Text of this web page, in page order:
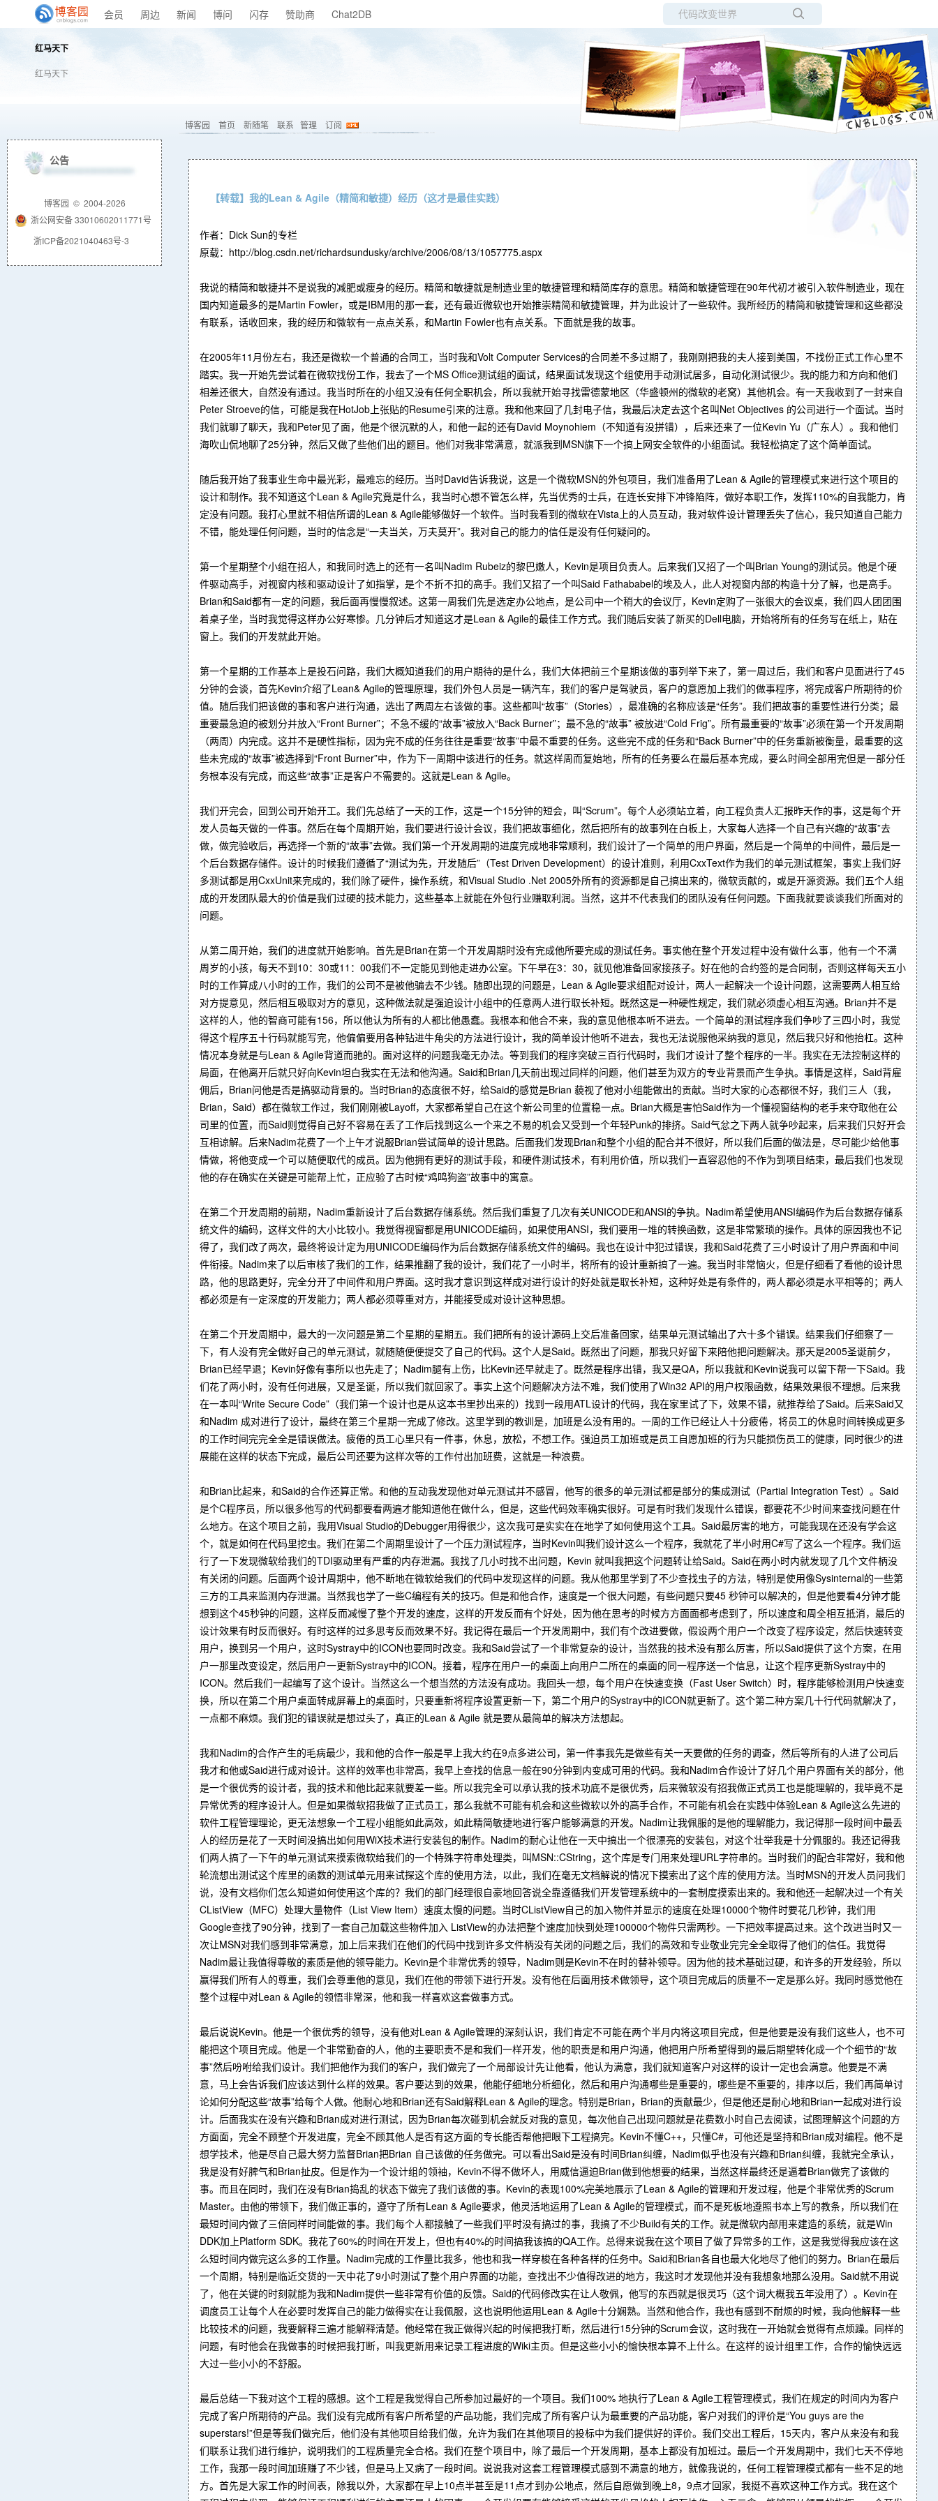
会员 周边 新闻 博问 闪存 赞助商 Chat2DB
当前博客
红马天下
红马天下
博客园 首页 新随笔 联系 管理 订阅
【转载】我的Lean & Agile（精简和敏捷）经历（这才是最佳实践）
作者：Dick Sun的专栏
原载：http://blog.csdn.net/richardsundusky/archive/2006/08/13/1057775.aspx
我说的精简和敏捷并不是说我的减肥或瘦身的经历。精简和敏捷就是制造业里的敏捷管理和精简库存的意思。精简和敏捷管理在90年代初才被引入软件制造业，现在
国内知道最多的是Martin Fowler，或是IBM用的那一套，还有最近微软也开始推崇精简和敏捷管理，并为此设计了一些软件。我所经历的精简和敏捷管理和这些都没
有联系，话收回来，我的经历和微软有一点点关系，和Martin Fowler也有点关系。下面就是我的故事。
在2005年11月份左右，我还是微软一个普通的合同工，当时我和Volt Computer Services的合同差不多过期了，我刚刚把我的夫人接到美国，不找份正式工作心里不
踏实。我一开始先尝试着在微软找份工作，我去了一个MS Office测试组的面试，结果面试发现这个组使用手动测试居多，自动化测试很少。我的能力和方向和他们
相差还很大，自然没有通过。我当时所在的小组又没有任何全职机会，所以我就开始寻找雷德蒙地区（华盛顿州的微软的老窝）其他机会。有一天我收到了一封来自
Peter Stroeve的信，可能是我在HotJob上张贴的Resume引来的注意。我和他来回了几封电子信，我最后决定去这个名叫Net Objectives 的公司进行一个面试。当时
我们就聊了聊天，我和Peter见了面，他是个很沉默的人，和他一起的还有David Moynohiem（不知道有没拼错），后来还来了一位Kevin Yu（广东人）。我和他们
海吹山侃地聊了25分钟，然后又做了些他们出的题目。他们对我非常满意，就派我到MSN旗下一个搞上网安全软件的小组面试。我轻松搞定了这个简单面试。
随后我开始了我事业生命中最光彩，最难忘的经历。当时David告诉我说，这是一个微软MSN的外包项目，我们准备用了Lean & Agile的管理模式来进行这个项目的
设计和制作。我不知道这个Lean & Agile究竟是什么，我当时心想不管怎么样，先当优秀的士兵，在连长安排下冲锋陷阵，做好本职工作，发挥110%的自我能力，肯
定没有问题。我打心里就不相信所谓的Lean & Agile能够做好一个软件。当时我看到的微软在Vista上的人员互动，我对软件设计管理丢失了信心，我只知道自己能力
不错，能处理任何问题，当时的信念是“一夫当关，万夫莫开”。我对自己的能力的信任是没有任何疑问的。
第一个星期整个小组在招人，和我同时选上的还有一名叫Nadim Rubeiz的黎巴嫩人，Kevin是项目负责人。后来我们又招了一个叫Brian Young的测试员。他是个硬
件驱动高手，对视窗内核和驱动设计了如指掌，是个不折不扣的高手。我们又招了一个叫Said Fathababel的埃及人，此人对视窗内部的构造十分了解，也是高手。
Brian和Said都有一定的问题，我后面再慢慢叙述。这第一周我们先是选定办公地点，是公司中一个稍大的会议厅，Kevin定购了一张很大的会议桌，我们四人团团围
着桌子坐，当时我觉得这样办公好寒惨。几分钟后才知道这才是Lean & Agile的最佳工作方式。我们随后安装了新买的Dell电脑，开始将所有的任务写在纸上，贴在
窗上。我们的开发就此开始。
第一个星期的工作基本上是投石问路，我们大概知道我们的用户期待的是什么，我们大体把前三个星期该做的事列举下来了，第一周过后，我们和客户见面进行了45
分钟的会谈，首先Kevin介绍了Lean& Agile的管理原理，我们外包人员是一辆汽车，我们的客户是驾驶员，客户的意愿加上我们的做事程序，将完成客户所期待的价
值。随后我们把该做的事和客户进行沟通，选出了两周左右该做的事。这些都叫“故事”（Stories），最准确的名称应该是“任务”。我们把故事的重要性进行分类；最
重要最急迫的被划分并放入“Front Burner”；不急不缓的“故事”被放入“Back Burner”；最不急的“故事” 被放进“Cold Frig”。所有最重要的“故事”必须在第一个开发周期
（两周）内完成。这并不是硬性指标，因为完不成的任务往往是重要“故事”中最不重要的任务。这些完不成的任务和“Back Burner”中的任务重新被衡量，最重要的这
些未完成的“故事”被选择到“Front Burner”中，作为下一周期中该进行的任务。就这样周而复始地，所有的任务要么在最后基本完成，要么时间全部用完但是一部分任
务根本没有完成，而这些“故事”正是客户不需要的。这就是Lean & Agile。
我们开完会，回到公司开始开工。我们先总结了一天的工作，这是一个15分钟的短会，叫“Scrum”。每个人必须站立着，向工程负责人汇报昨天作的事，这是每个开
发人员每天做的一件事。然后在每个周期开始，我们要进行设计会议，我们把故事细化，然后把所有的故事列在白板上，大家每人选择一个自己有兴趣的“故事”去
做，做完验收后，再选择一个新的“故事”去做。我们第一个开发周期的进度完成地非常顺利，我们设计了一个简单的用户界面，然后是一个简单的中间件，最后是一
个后台数据存储件。设计的时候我们遵循了“测试为先，开发随后”（Test Driven Development）的设计准则，利用CxxText作为我们的单元测试框架，事实上我们好
多测试都是用CxxUnit来完成的，我们除了硬件，操作系统，和Visual Studio .Net 2005外所有的资源都是自己搞出来的，微软贡献的，或是开源资源。我们五个人组
成的开发团队最大的价值是我们过硬的技术能力，这些基本上就能在外包行业赚取利润。当然，这并不代表我们的团队没有任何问题。下面我就要谈谈我们所面对的
问题。
从第二周开始，我们的进度就开始影响。首先是Brian在第一个开发周期时没有完成他所要完成的测试任务。事实他在整个开发过程中没有做什么事，他有一个不满
周岁的小孩，每天不到10：30或11：00我们不一定能见到他走进办公室。下午早在3：30，就见他准备回家接孩子。好在他的合约签的是合同制，否则这样每天五小
时的工作算成八小时的工作，我们的公司不是被他骗去不少钱。随即出现的问题是，Lean & Agile要求组配对设计，两人一起解决一个设计问题，这需要两人相互给
对方提意见，然后相互吸取对方的意见，这种做法就是强迫设计小组中的任意两人进行取长补短。既然这是一种硬性规定，我们就必须虚心相互沟通。Brian并不是
这样的人，他的智商可能有156，所以他认为所有的人都比他愚蠢。我根本和他合不来，我的意见他根本听不进去。一个简单的测试程序我们争吵了三四小时，我觉
得这个程序五十行码就能写完，他偏偏要用各种钻进牛角尖的方法进行设计，我的简单设计他听不进去，我也无法说服他采纳我的意见，然后我只好和他抬杠。这种
情况本身就是与Lean & Agile背道而驰的。面对这样的问题我毫无办法。等到我们的程序突破三百行代码时，我们才设计了整个程序的一半。我实在无法控制这样的
局面，在他离开后就只好向Kevin坦白我实在无法和他沟通。Said和Brian几天前出现过同样的问题，他们甚至为双方的专业背景而产生争执。事情是这样，Said背雇
佣后，Brian问他是否是搞驱动背景的。当时Brian的态度很不好，给Said的感觉是Brian 藐视了他对小组能做出的贡献。当时大家的心态都很不好，我们三人（我，
Brian，Said）都在微软工作过，我们刚刚被Layoff，大家都希望自己在这个新公司里的位置稳一点。Brian大概是害怕Said作为一个懂视窗结构的老手来夺取他在公
司里的位置，而Said则觉得自己好不容易在丢了工作后找到这么一个来之不易的机会又受到一个年轻Punk的排挤。Said气忿之下两人就争吵起来，后来我们只好开会
互相谅解。后来Nadim花费了一个上午才说服Brian尝试简单的设计思路。后面我们发现Brian和整个小组的配合并不很好，所以我们后面的做法是，尽可能少给他事
情做，将他变成一个可以随便取代的成员。因为他拥有更好的测试手段，和硬件测试技术，有利用价值，所以我们一直容忍他的不作为到项目结束，最后我们也发现
他的存在确实在关键是可能帮上忙，正应验了古时候“鸡鸣狗盗”故事中的寓意。
在第二个开发周期的前期，Nadim重新设计了后台数据存储系统。然后我们重复了几次有关UNICODE和ANSI的争执。Nadim希望使用ANSI编码作为后台数据存储系
统文件的编码，这样文件的大小比较小。我觉得视窗都是用UNICODE编码，如果使用ANSI，我们要用一堆的转换函数，这是非常繁琐的操作。具体的原因我也不记
得了，我们改了两次，最终将设计定为用UNICODE编码作为后台数据存储系统文件的编码。我也在设计中犯过错误，我和Said花费了三小时设计了用户界面和中间
件衔接。Nadim来了以后审核了我们的工作，结果推翻了我的设计，我们花了一小时半，将所有的设计重新搞了一遍。我当时非常恼火，但是仔细看了看他的设计思
路，他的思路更好，完全分开了中间件和用户界面。这时我才意识到这样成对进行设计的好处就是取长补短，这种好处是有条件的，两人都必须是水平相等的；两人
都必须是有一定深度的开发能力；两人都必须尊重对方，并能接受成对设计这种思想。
在第二个开发周期中，最大的一次问题是第二个星期的星期五。我们把所有的设计源码上交后准备回家，结果单元测试输出了六十多个错误。结果我们仔细察了一
下，有人没有完全做好自己的单元测试，就随随便便提交了自己的代码。这个人是Said。既然出了问题，那我只好留下来陪他把问题解决。那天是2005圣诞前夕，
Brian已经早退；Kevin好像有事所以也先走了；Nadim腿有上伤，比Kevin还早就走了。既然是程序出错，我又是QA，所以我就和Kevin说我可以留下帮一下Said。我
们花了两小时，没有任何进展，又是圣诞，所以我们就回家了。事实上这个问题解决方法不难，我们使用了Win32 API的用户权限函数，结果效果很不理想。后来我
在一本叫“Write Secure Code”（我们第一个设计也是从这本书里抄出来的）找到一段用ATL设计的代码，我在家里试了下，效果不错，就推荐给了Said。后来Said又
和Nadim 成对进行了设计，最终在第三个星期一完成了修改。这里学到的教训是，加班是么没有用的。一周的工作已经让人十分疲倦，将员工的休息时间转换成更多
的工作时间完完全全是错误做法。疲倦的员工心里只有一件事，休息，放松，不想工作。强迫员工加班或是员工自愿加班的行为只能损伤员工的健康，同时很少的进
展能在这样的状态下完成，最后公司还要为这样次等的工作付出加班费，这就是一种浪费。
和Brian比起来，和Said的合作还算正常。和他的互动我发现他对单元测试并不感冒，他写的很多的单元测试都是部分的集成测试（Partial Integration Test）。Said
是个C程序员，所以很多他写的代码都要看两遍才能知道他在做什么，但是，这些代码效率确实很好。可是有时我们发现什么错误，都要花不少时间来查找问题在什
么地方。在这个项目之前，我用Visual Studio的Debugger用得很少，这次我可是实实在在地学了如何使用这个工具。Said最厉害的地方，可能我现在还没有学会这
个，就是如何在代码里挖虫。我们在第二个周期里设计了一个压力测试程序，当时Kevin叫我们设计这么一个程序，我就花了半小时用C#写了这么一个程序。我们运
行了一下发现微软给我们的TDI驱动里有严重的内存泄漏。我找了几小时找不出问题，Kevin 就叫我把这个问题转让给Said。Said在两小时内就发现了几个文件柄没
有关闭的问题。后面两个设计周期中，他不断地在微软给我们的代码中发现这样的问题。我从他那里学到了不少查找虫子的方法，特别是使用像Sysinternal的一些第
三方的工具来监测内存泄漏。当然我也学了一些C编程有关的技巧。但是和他合作，速度是一个很大问题，有些问题只要45 秒钟可以解决的，但是他要看4分钟才能
想到这个45秒钟的问题，这样反而减慢了整个开发的速度，这样的开发反而有个好处，因为他在思考的时候方方面面都考虑到了，所以速度和周全相互抵消，最后的
设计效果有时反而很好。有时这样的过多思考反而效果不好。我记得在最后一个开发周期中，我们有个改进要做，假设两个用户一个改变了程序设定，然后快速转变
用户，换到另一个用户，这时Systray中的ICON也要同时改变。我和Said尝试了一个非常复杂的设计，当然我的技术没有那么厉害，所以Said提供了这个方案，在用
户一那里改变设定，然后用户一更新Systray中的ICON。接着，程序在用户一的桌面上向用户二所在的桌面的同一程序送一个信息，让这个程序更新Systray中的
ICON。然后我们一起编写了这个设计。当然这么一个想当然的方法没有成功。我回头一想，每个用户在快速变换（Fast User Switch）时，程序能够检测用户快速变
换，所以在第二个用户桌面转成屏幕上的桌面时，只要重新将程序设置更新一下，第二个用户的Systray中的ICON就更新了。这个第二种方案几十行代码就解决了，
一点都不麻烦。我们犯的错误就是想过头了，真正的Lean & Agile 就是要从最简单的解决方法想起。
我和Nadim的合作产生的毛病最少，我和他的合作一般是早上我大约在9点多进公司，第一件事我先是做些有关一天要做的任务的调查，然后等所有的人进了公司后
我才和他或Said进行成对设计。这样的效率也非常高，我早上查找的信息一般在90分钟到内变成可用的代码。我和Nadim合作设计了好几个用户界面有关的部分，他
是一个很优秀的设计者，我的技术和他比起来就要差一些。所以我完全可以承认我的技术功底不是很优秀，后来微软没有招我做正式员工也是能理解的，我毕竟不是
异常优秀的程序设计人。但是如果微软招我做了正式员工，那么我就不可能有机会和这些微软以外的高手合作，不可能有机会在实践中体验Lean & Agile这么先进的
软件工程管理理论，更无法想象一个工程小组能如此高效，如此精简敏捷地进行客户能够满意的开发。Nadim让我佩服的是他的理解能力，我记得那一段时间中最丢
人的经历是花了一天时间没搞出如何用WiX技术进行安装包的制作。Nadim的耐心让他在一天中搞出一个很漂亮的安装包，对这个壮举我是十分佩服的。我还记得我
们两人搞了一下午的单元测试来摸索微软给我们的一个特殊字符串处理类，叫MSN::CString，这个库是专门用来处理URL字符串的。当时我们的配合非常好，我和他
轮流想出测试这个库里的函数的测试单元用来试探这个库的使用方法，以此，我们在毫无文档解说的情况下摸索出了这个库的使用方法。当时MSN的开发人员问我们
说，没有文档你们怎么知道如何使用这个库的？我们的部门经理很自豪地回答说全靠遵循我们开发管理系统中的一套制度摸索出来的。我和他还一起解决过一个有关
CListView（MFC）处理大量物件（List View Item）速度太慢的问题。当时CListView自己的加入物件并显示的速度在处理10000个物件时要花几秒钟，我们用
Google查找了90分钟，找到了一套自己加载这些物件加入 ListView的办法把整个速度加快到处理100000个物件只需两秒。一下把效率提高过来。这个改进当时又一
次让MSN对我们感到非常满意，加上后来我们在他们的代码中找到许多文件柄没有关闭的问题之后，我们的高效和专业敬业完完全全取得了他们的信任。我觉得
Nadim最让我值得尊敬的素质是他的领导能力。Kevin是个非常优秀的领导，Nadim则是Kevin不在时的替补领导。因为他的技术基础过硬，和许多的开发经验，所以
赢得我们所有人的尊重，我们会尊重他的意见，我们在他的带领下进行开发。没有他在后面用技术做领导，这个项目完成后的质量不一定是那么好。我同时感觉他在
整个过程中对Lean & Agile的领悟非常深，他和我一样喜欢这套做事方式。
最后说说Kevin。他是一个很优秀的领导，没有他对Lean & Agile管理的深刻认识，我们肯定不可能在两个半月内将这项目完成，但是他要是没有我们这些人，也不可
能把这个项目完成。他是一个非常勤奋的人，他的主要职责不是和我们一样开发，他的职责是和用户沟通，他把用户所希望得到的最后期望转化成一个个细节的“故
事”然后吩咐给我们设计。我们把他作为我们的客户，我们做完了一个局部设计先让他看，他认为满意，我们就知道客户对这样的设计一定也会满意。他要是不满
意，马上会告诉我们应该达到什么样的效果。客户要达到的效果，他能仔细地分析细化，然后和用户沟通哪些是重要的，哪些是不重要的，排序以后，我们再简单讨
论如何分配这些“故事”给每个人做。他耐心地和Brian还有Said解释Lean & Agile的理念。特别是Brian，Brian的贡献最少，但是他还是耐心地和Brian一起成对进行设
计。后面我实在没有兴趣和Brian成对进行测试，因为Brian每次碰到机会就反对我的意见，每次他自己出现问题就是花费数小时自己去阅读，试图理解这个问题的方
方面面，完全不顾整个开发进度，完全不顾其他人是否有这方面的专长能否帮他把眼下工程搞完。Kevin不懂C++，只懂C#，可他还是坚持和Brian成对编程。他不是
想学技术，他是尽自己最大努力监督Brian把Brian 自己该做的任务做完。可以看出Said是没有时间Brian纠缠，Nadim似乎也没有兴趣和Brian纠缠，我就完全承认，
我是没有好脾气和Brian扯皮。但是作为一个设计组的领袖，Kevin不得不做坏人，用威信逼迫Brian做到他想要的结果，当然这样最终还是逼着Brian做完了该做的
事。而且在同时，我们在没有Brian捣乱的状态下做完了我们该做的事。Kevin的表现100%完美地展示了Lean & Agile的管理和开发过程，他是个非常优秀的Scrum
Master。由他的带领下，我们做正事的，遵守了所有Lean & Agile要求，他灵活地运用了Lean & Agile的管理模式，而不是死板地遵照书本上写的教条，所以我们在
最短时间内做了三倍同样时间能做的事。我们每个人都接触了一些我们平时没有搞过的事，我搞了不少Build有关的工作。就是微软内部用来建造的系统，就是Win
DDK加上Platform SDK。我花了60%的时间在开发上，但也有40%的时间搞我该搞的QA工作。总得来说我在这个项目了做了异常多的工作，这是我觉得我应该在这
么短时间内做完这么多的工作量。Nadim完成的工作量比我多，他也和我一样穿梭在各种各样的任务中。Said和Brian各自也最大化地尽了他们的努力。Brian在最后
一个周期，特别是临近交货的一天中花了9小时测试了整个用户界面的功能，查找出不少值得改进的地方，我这时才发现他并没有我想象地那么没用。Said就不用说
了，他在关键的时刻就能为我和Nadim提供一些非常有价值的反馈。Said的代码修改实在让人敬佩，他写的东西就是很灵巧（这个词大概我五年没用了）。Kevin在
调度员工让每个人在必要时发挥自己的能力做得实在让我佩服，这也说明他运用Lean & Agile十分娴熟。当然和他合作，我也有感到不耐烦的时候，我向他解释一些
比较技术的问题，我要解释三遍才能解释清楚。他经常在我正做得兴起的时候把我打断，然后进行15分钟的Scrum会议，这时我在一开始就会觉得有点烦躁。同样的
问题，有时他会在我做事的时候把我打断，叫我更新用来记录工程进度的Wiki主页。但是这些小小的愉快根本算不上什么。在这样的设计组里工作，合作的愉快远远
大过一些小小的不舒服。
最后总结一下我对这个工程的感想。这个工程是我觉得自己所参加过最好的一个项目。我们100% 地执行了Lean & Agile工程管理模式，我们在规定的时间内为客户
完成了客户所期待的产品。我们没有完成所有客户所希望的产品功能，我们完成了所有客户认为最重要的产品功能，客户对我们的评价是“You guys are the
superstars!”但是等我们做完后，他们没有其他项目给我们做，允许为我们在其他项目的投标中为我们提供好的评价。我们交出工程后，15天内，客户从来没有和我
们联系让我们进行维护，说明我们的工程质量完全合格。我们在整个项目中，除了最后一个开发周期，基本上都没有加班过。最后一个开发周期中，我们七天不停地
工作，我那一段时间加班赚了不少钱，但是马上又病了一段时间。说说我对这套工程管理模式感到不满意的地方，就像我说的，任何工程管理模式都有一些不足的地
方。首先是大家工作的时间表，除我以外，大家都在早上10点半甚至是11点才到办公地点，然后自愿做到晚上8，9点才回家，我挺不喜欢这种工作方式。我在这个
公告
博客园 © 2004-2026
浙公网安备 33010602011771号
浙ICP备2021040463号-3